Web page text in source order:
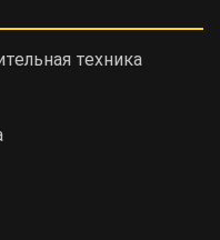
техника